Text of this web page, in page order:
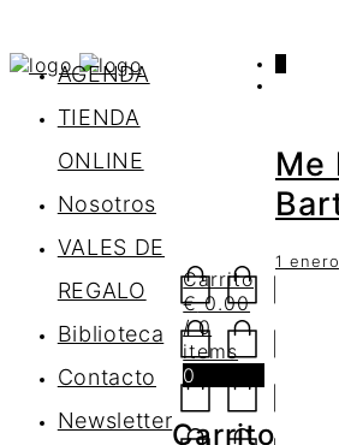
AGENDA
TIENDA
ONLINE
Nosotros
VALES DE
REGALO
Biblioteca
Contacto
Newsletter
Carrito
€0.00
/ 0
items
0
Carrito
Me
1